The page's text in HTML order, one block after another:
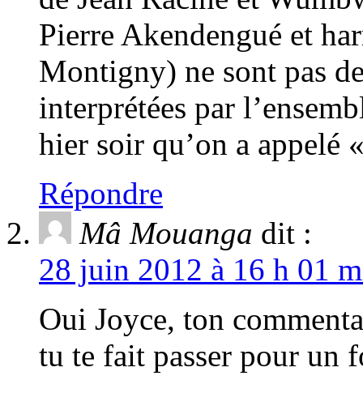
Pierre Akendengué et
Montigny) ne sont pas
interprétées par
hier soir qu’on a appelé
Répondre
Mâ Mouanga dit :
28 juin 2012 à 16 h 01
Oui Joyce, ton
tu te fait passer pour un